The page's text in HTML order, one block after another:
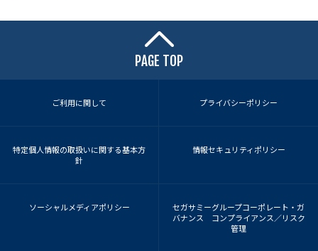
PAGE TOP
ご利用に関して プライバシーポリシー
特定個人情報の取扱いに関する基本方
針
情報セキュリティポリシー
ソーシャルメディアポリシー
セガサミーグループコーポレート・ガ
バナンス コンプライアンス／リスク
管理